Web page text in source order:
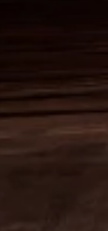
rolige
med
gode
finde
i Tarm
blot
specialist